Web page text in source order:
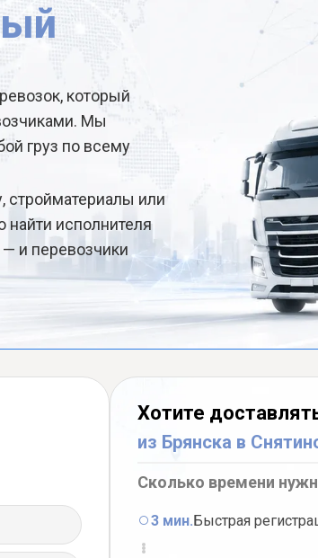
который
Мы
груз по всему
стройматериалы или
исполнителя
и перевозчики
Хотите
из Брянска в
Сколько времени
3 мин.Быстрая